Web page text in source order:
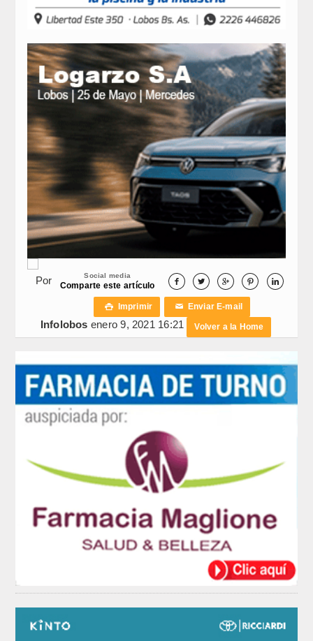
Social media
Comparte este artículo     
 Imprimir ✉ Enviar E-mail
Por
Infolobos enero 9, 2021 16:21 Volver a la Home